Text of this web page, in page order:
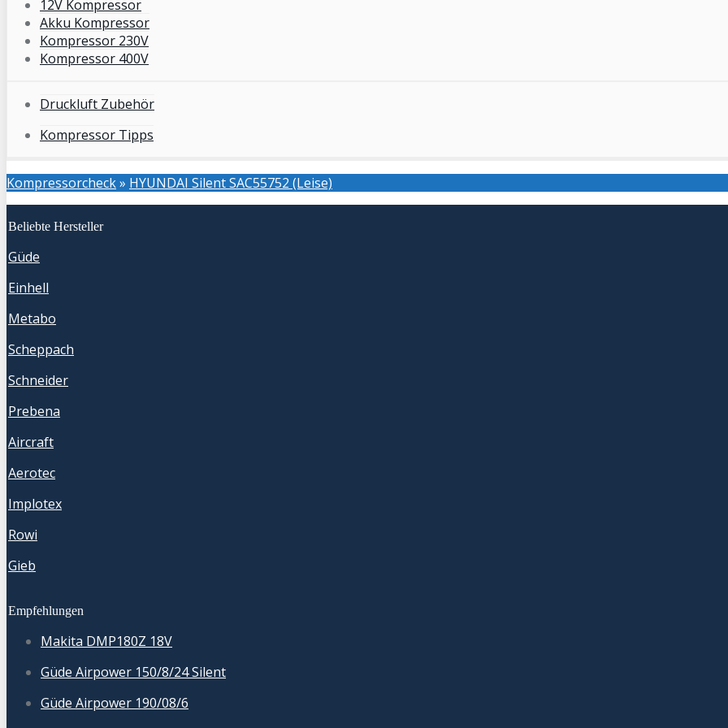
12V Kompressor
Akku Kompressor
Kompressor 230V
Kompressor 400V
Druckluft Zubehör
Kompressor Tipps
Kompressorcheck» HYUNDAI Silent SAC55752 (Leise)
Beliebte Hersteller
Güde
Einhell
Metabo
Scheppach
Schneider
Prebena
Aircraft
Aerotec
Implotex
Rowi
Gieb
Empfehlungen
Makita DMP180Z 18V
Güde Airpower 150/8/24 Silent
Güde Airpower 190/08/6